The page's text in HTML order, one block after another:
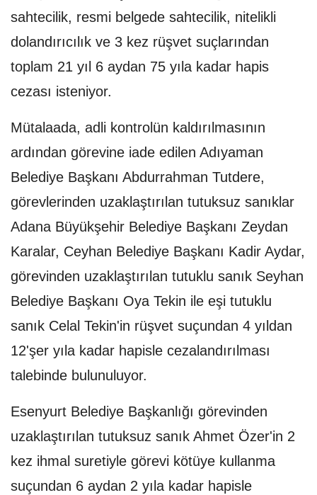
sahtecilik, resmi belgede sahtecilik, nitelikli
dolandırıcılık ve 3 kez rüşvet suçlarından
toplam 21 yıl 6 aydan 75 yıla kadar hapis
cezası isteniyor.
Mütalaada, adli kontrolün kaldırılmasının
ardından görevine iade edilen Adıyaman
Belediye Başkanı Abdurrahman Tutdere,
görevlerinden uzaklaştırılan tutuksuz sanıklar
Adana Büyükşehir Belediye Başkanı Zeydan
Karalar, Ceyhan Belediye Başkanı Kadir Aydar,
görevinden uzaklaştırılan tutuklu sanık Seyhan
Belediye Başkanı Oya Tekin ile eşi tutuklu
sanık Celal Tekin'in rüşvet suçundan 4 yıldan
12'şer yıla kadar hapisle cezalandırılması
talebinde bulunuluyor.
Esenyurt Belediye Başkanlığı görevinden
uzaklaştırılan tutuksuz sanık Ahmet Özer'in 2
kez ihmal suretiyle görevi kötüye kullanma
suçundan 6 aydan 2 yıla kadar hapisle